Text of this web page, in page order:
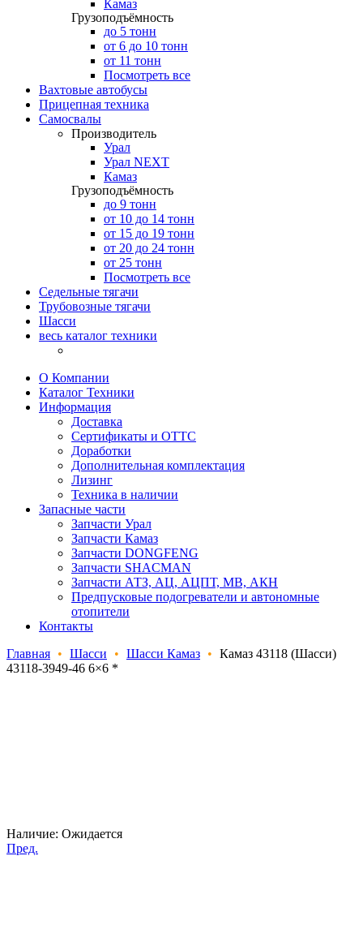
Камаз
Грузоподъёмность
до 5 тонн
от 6 до 10 тонн
от 11 тонн
Посмотреть все
Вахтовые автобусы
Прицепная техника
Самосвалы
Производитель
Урал
Урал NEXT
Камаз
Грузоподъёмность
до 9 тонн
от 10 до 14 тонн
от 15 до 19 тонн
от 20 до 24 тонн
от 25 тонн
Посмотреть все
Седельные тягачи
Трубовозные тягачи
Шасси
весь каталог техники
О Компании
Каталог Техники
Информация
Доставка
Сертификаты и ОТТС
Доработки
Дополнительная комплектация
Лизинг
Техника в наличии
Запасные части
Запчасти Урал
Запчасти Камаз
Запчасти DONGFENG
Запчасти SHACMAN
Запчасти АТЗ, АЦ, АЦПТ, МВ, АКН
Предпусковые подогреватели и автономные
отопители
Контакты
Главная • Шасси • Шасси Камаз • Камаз 43118 (Шасси)
43118-3949-46 6×6 *
Наличие: Ожидается
Пред.